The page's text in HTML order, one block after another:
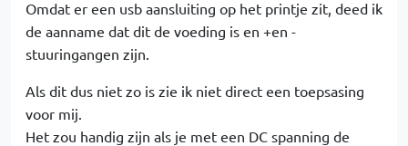
Omdat er een usb aansluiting op het printje zit, deed ik
de aanname dat dit de voeding is en +en -
stuuringangen zijn.
Als dit dus niet zo is zie ik niet direct een toepsasing
voor mij.
Het zou handig zijn als je met een DC spanning de